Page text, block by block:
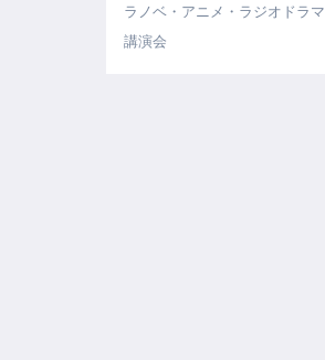
ラノベ・アニメ・ラジオドラマ
講演会